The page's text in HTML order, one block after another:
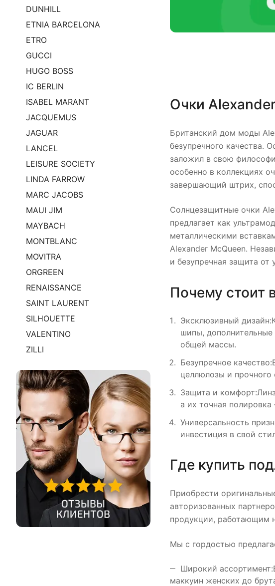
Очки
Британский дом моды
безупречного качества.
заложил в свою
особенно в коллекциях
завершающий штрих,
Солнцезащитные очки
предлагает как
металлическими
Alexander McQueen.
и безупречная защита от
Почему стоит
Эксклюзивный
шипы, дополнительные
общей массы.
Безупречное
целлюлозы и прочного
Защита и
а их точная
Универсальность
инвестиция в свой
Где купить
Приобрести
авторизованных
продукции, работающим
Мы с гордостью
Широкий
маккуин женских до
DUNHILL
ETNIA BARCELONA
ETRO
GUCCI
HUGO BOSS
IC BERLIN
ISABEL MARANT
JACQUEMUS
JAGUAR
LANCEL
LEISURE SOCIETY
LINDA FARROW
MARC JACOBS
MAUI JIM
MAYBACH
MONTBLANC
MOVITRA
ORGREEN
RENAISSANCE
SAINT LAURENT
SILHOUETTE
VALENTINO
ZILLI